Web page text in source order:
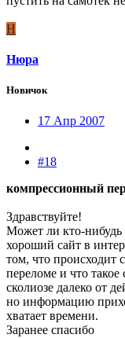
Н
Нюра
Новичок
17 Апр 2007
#18
компрессионный
Здравствуйте!
Может ли кто-нибудь
хороший сайт в
том, что проиcходит
переломе и что
сколиозе далеко от
но информацию
хватает времени.
Заранее спасибо